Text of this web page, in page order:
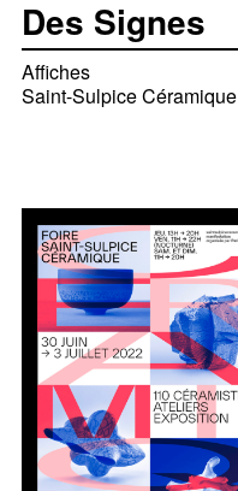
Affiches
Saint-Sulpice Céramique
Des Signes